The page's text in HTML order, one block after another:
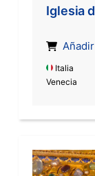
Iglesia
Italia
Venecia